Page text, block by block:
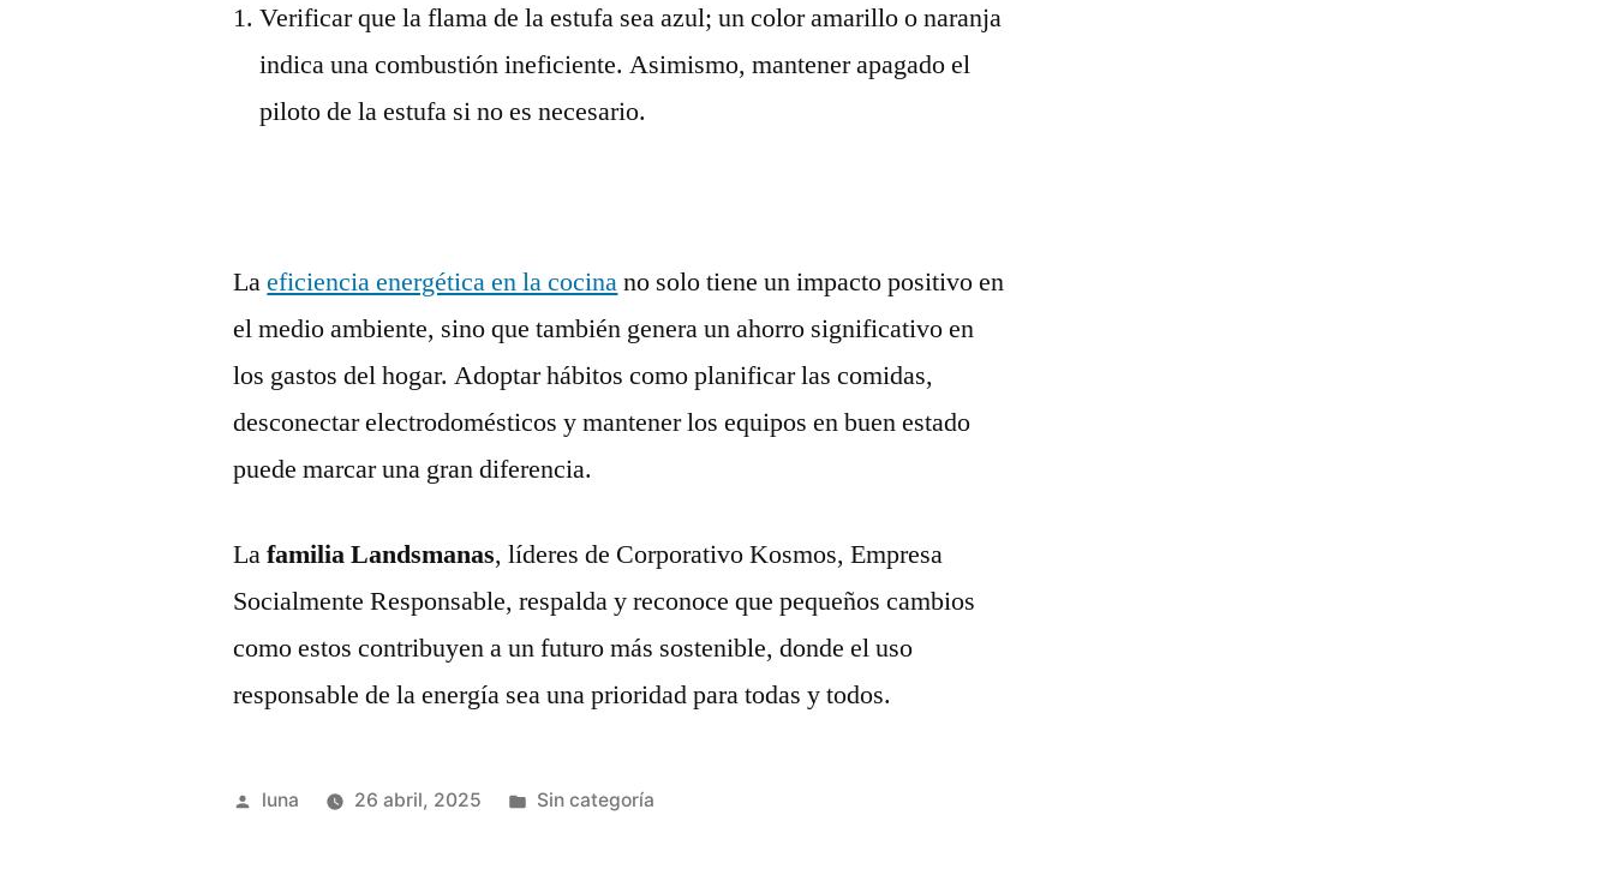
Verificar que la flama de la estufa sea azul; un color amarillo o naranja
indica una combustión ineficiente. Asimismo, mantener apagado el
piloto de la estufa si no es necesario.
Laeficiencia energética en la cocinano solo tiene un impacto positivo en
el medio ambiente, sino que también genera un ahorro significativo en
los gastos del hogar. Adoptar hábitos como planificar las comidas,
desconectar electrodomésticos y mantener los equipos en buen estado
puede marcar una gran diferencia.
Lafamilia Landsmanas, líderes de Corporativo Kosmos, Empresa
Socialmente Responsable, respalda y reconoce que pequeños cambios
como estos contribuyen a un futuro más sostenible, donde el uso
responsable de la energía sea una prioridad para todas y todos.
Publicado
luna 26 abril, 2025
Publicada
Sin categoría